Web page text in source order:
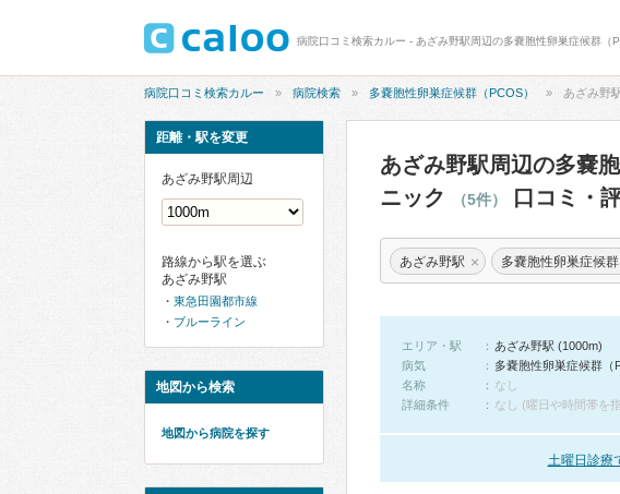
病院口コミ検索カルー 病院検索 多嚢胞性卵巣症候群（PCOS） あざみ野
あざみ野駅周辺の多嚢
ニック
（5件） 口コミ・
あざみ野駅 × 多嚢胞性卵巣症候群
エリア・駅
あざみ野駅 (1000m)
病気
多嚢胞性卵巣症候群（
名称
なし
詳細条件
なし (曜日や時間帯を
土曜日診療
距離・駅を変更
あざみ野駅周辺
路線から駅を選ぶ
あざみ野駅
東急田園都市線
ブルーライン
地図から検索
地図から病院を探す